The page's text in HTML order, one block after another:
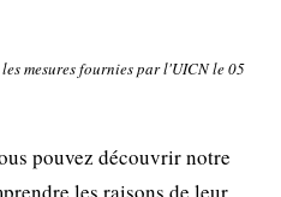
mesures fournies par l'UICN le 05
pouvez découvrir notre